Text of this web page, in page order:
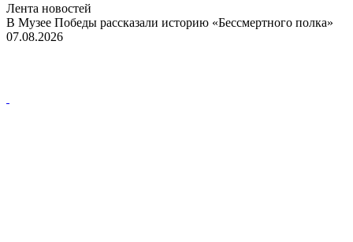
Лента новостей
В Музее Победы рассказали историю «Бессмертного полка»
07.08.2026